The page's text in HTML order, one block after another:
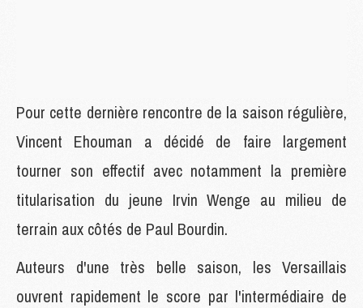
Pour cette dernière rencontre de la saison régulière,
Vincent Ehouman a décidé de faire largement
tourner son effectif avec notamment la première
titularisation du jeune Irvin Wenge au milieu de
terrain aux côtés de Paul Bourdin.
Auteurs d'une très belle saison, les Versaillais
ouvrent rapidement le score par l'intermédiaire de